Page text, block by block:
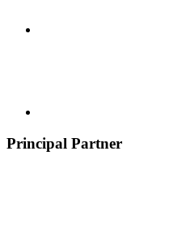
Principal Partner